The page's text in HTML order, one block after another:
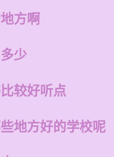
方啊
少
较好听点
地方好的学校呢